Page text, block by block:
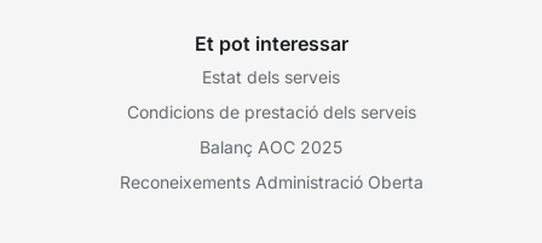
Et pot interessar
Estat dels serveis
Condicions de prestació dels serveis
Balanç AOC 2025
Reconeixements Administració Oberta